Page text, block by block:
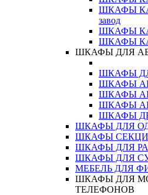
ШКАФЫ
завод
ШКАФЫ
ШКАФЫ
ШКАФЫ ДЛЯ
ШКАФЫ
ШКАФЫ
ШКАФЫ
ШКАФЫ
ШКАФЫ
ШКАФЫ ДЛЯ
ШКАФЫ
ШКАФЫ ДЛЯ
ШКАФЫ ДЛЯ
МЕБЕЛЬ ДЛЯ
ШКАФЫ ДЛЯ
ТЕЛЕФОНОВ